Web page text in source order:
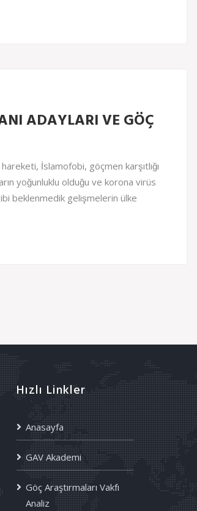
ADAYLARI VE GÖÇ
hareketi, İslamofobi, göçmen karşıtlığı
yoğunluklu olduğu ve korona virüs
gibi beklenmedik gelişmelerin ülke
Hızlı Linkler
Anasayfa
GAV Akademi
Göç Araştırmaları Vakfı
Analiz